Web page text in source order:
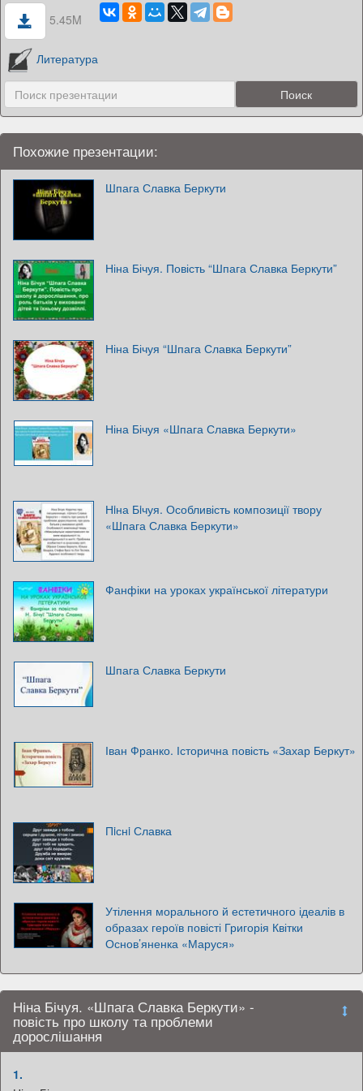
5.45M
Литература
Похожие презентации:
Шпага Славка Беркути
Ніна Бічуя. Повість “Шпага Славка Беркути”
Ніна Бічуя “Шпага Славка Беркути”
Ніна Бічуя «Шпага Славка Беркути»
Нiна Бiчуя. Особливість композиції твору
«Шпага Славка Беркути»
Фанфіки на уроках української літератури
Шпага Славка Беркути
Іван Франко. Історична повість «Захар Беркут»
Пiснi Славка
Утілення морального й естетичного ідеалів в
образах героїв повісті Григорія Квітки
Основ’яненка «Маруся»
Ніна Бічуя. «Шпага Славка Беркути» -
повість про школу та проблеми
дорослішання
1.